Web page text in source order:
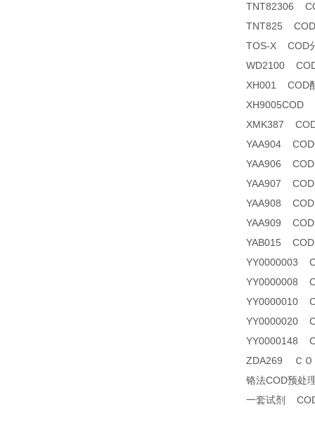
TNT82306
TNT825
TOS-X COD
WD2100
XH001 COD
XH9005COD
XMK387
YAA904 COD
YAA906
YAA907
YAA908
YAA909
YAB015
YY0000003
YY0000008
YY0000010
YY0000020
YY0000148
ZDA269 ＣＯ
铬法COD预处
一套试剂